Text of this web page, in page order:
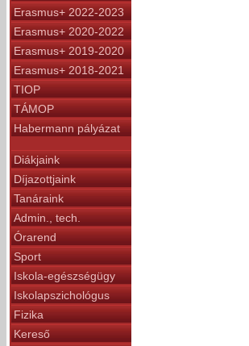
Erasmus+ 2022-2023
Erasmus+ 2020-2022
Erasmus+ 2019-2020
Erasmus+ 2018-2021
TIOP
TÁMOP
Habermann pályázat
Diákjaink
Díjazottjaink
Tanáraink
Admin., tech.
Órarend
Sport
Iskola-egészségügy
Iskolapszichológus
Fizika
Kereső